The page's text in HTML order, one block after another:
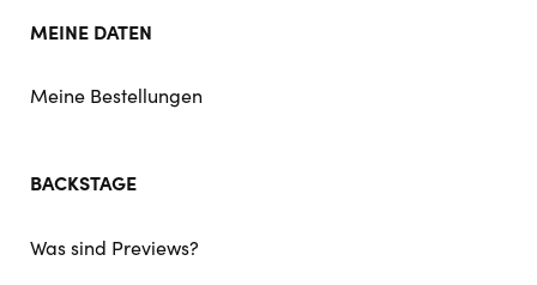
MEINE DATEN
Meine Bestellungen
BACKSTAGE
Was sind Previews?